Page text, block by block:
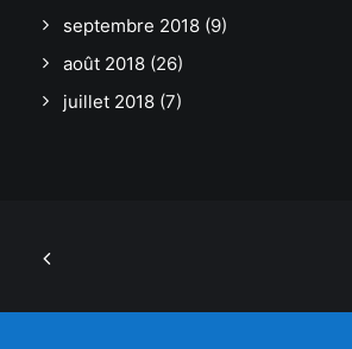
septembre 2018 (9)
août 2018 (26)
juillet 2018 (7)